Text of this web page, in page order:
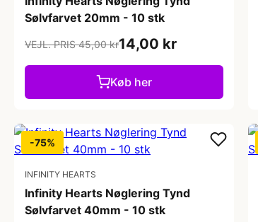
Sølvfarvet 20mm - 10 stk
VEJL. PRIS 45,00 kr14,00 kr
Køb her
-75%
INFINITY HEARTS
Infinity Hearts Nøglering Tynd
Sølvfarvet 40mm - 10 stk